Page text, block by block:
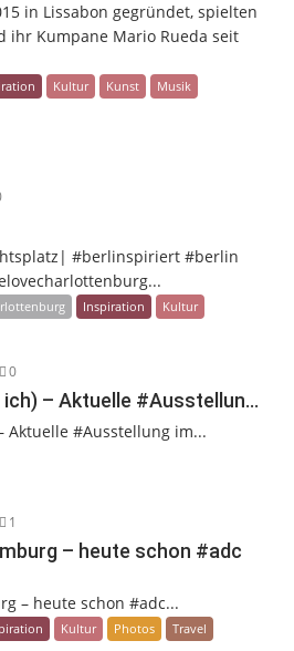
in Lissabon gegründet, spielten
ihr Kumpane Mario Rueda seit
Kultur Kunst
Musik
#berlinspiriert #berlin
Inspiration Kultur
0
– Aktuelle #Ausstellun…
Aktuelle #Ausstellung im...
1
– heute schon #adc
– heute schon #adc...
Kultur Photos Travel